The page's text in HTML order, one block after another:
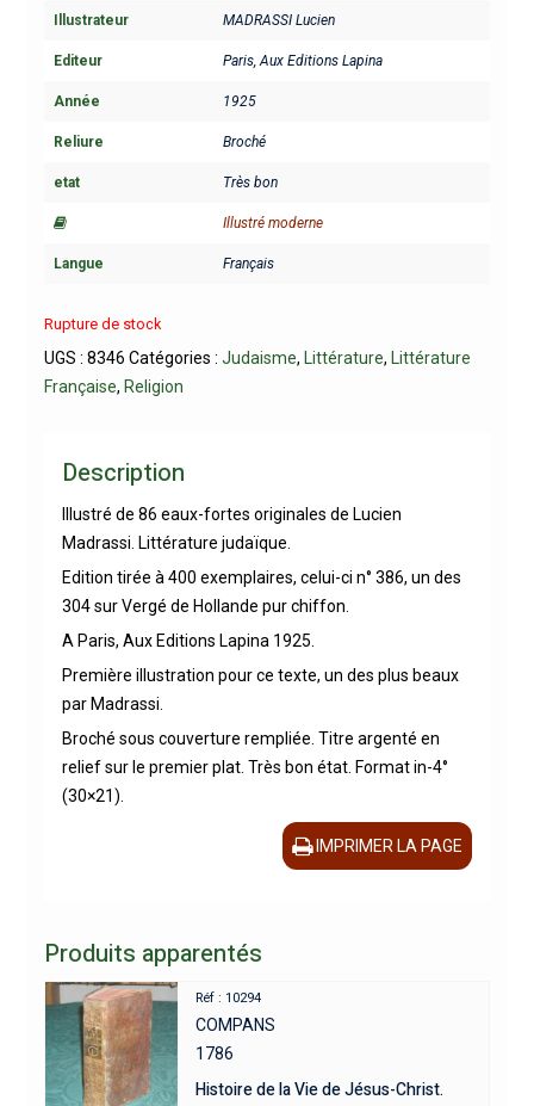
Illustrateur MADRASSI Lucien
Editeur Paris, Aux Editions Lapina
Année 1925
Reliure Broché
etat Très bon
Illustré moderne
Langue Français
Rupture de stock
UGS : 8346 Catégories : Judaisme, Littérature, Littérature
Française, Religion
Description
Illustré de 86 eaux-fortes originales de Lucien
Madrassi. Littérature judaïque.
Edition tirée à 400 exemplaires, celui-ci n° 386, un des
304 sur Vergé de Hollande pur chiffon.
A Paris, Aux Editions Lapina 1925.
Première illustration pour ce texte, un des plus beaux
par Madrassi.
Broché sous couverture rempliée. Titre argenté en
relief sur le premier plat. Très bon état. Format in-4°
(30×21).
IMPRIMER LA PAGE
Produits apparentés
Réf : 10294
COMPANS
1786
Histoire de la Vie de Jésus-Christ.